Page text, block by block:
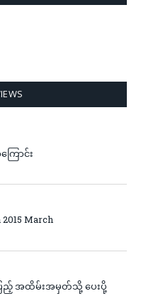
ြောင်း
March
ပြည့် အထိမ်းအမှတ်သို့ ပေးပို့